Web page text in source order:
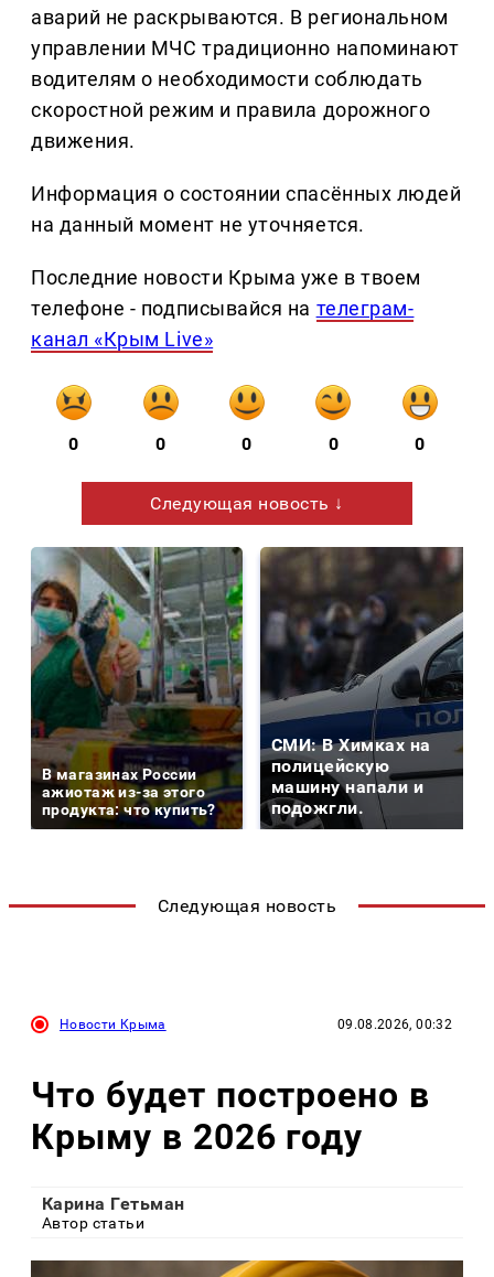
аварий не раскрываются. В региональном
управлении МЧС традиционно напоминают
водителям о необходимости соблюдать
скоростной режим и правила дорожного
движения.
Информация о состоянии спасённых людей
на данный момент не уточняется.
Последние новости Крыма уже в твоем
телефоне - подписывайся на телеграм-
канал «Крым Live»
0 0 0 0 0
Следующая новость ↓
В магазинах России
ажиотаж из-за этого
продукта: что купить?
СМИ: В Химках на
полицейскую
машину напали и
подожгли.
Следующая новость
Новости Крыма 09.08.2026, 00:32
Что будет построено в
Крыму в 2026 году
Карина Гетьман
Автор статьи